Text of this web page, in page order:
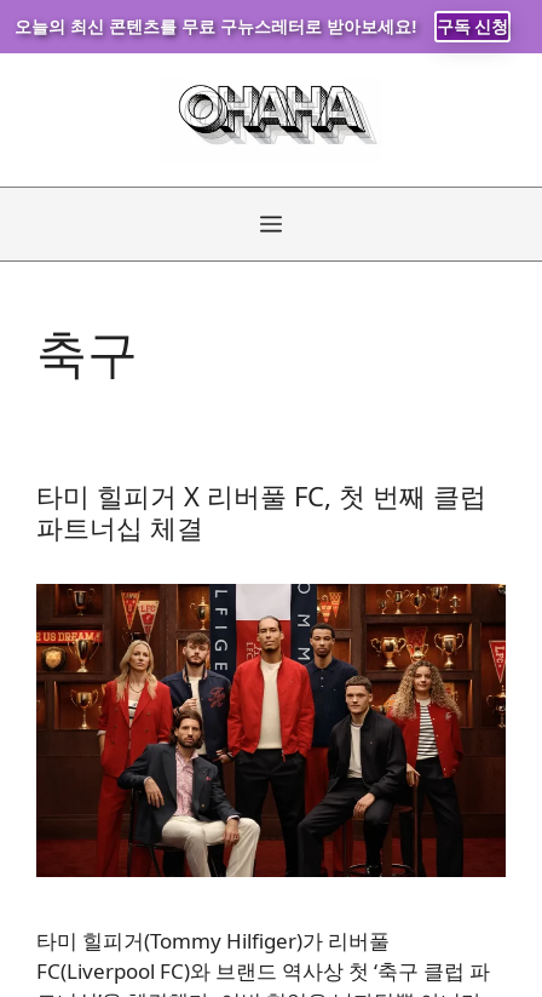
오늘의 최신 콘텐츠를 무료 구뉴스레터로 받아보세요! 구독 신청
건
메
축구
타미 힐피거 X 리버풀 FC, 첫 번째 클럽
파트너십 체결
타미 힐피거(Tommy Hilfiger)가 리버풀
FC(Liverpool FC)와 브랜드 역사상 첫 ‘축구 클럽 파